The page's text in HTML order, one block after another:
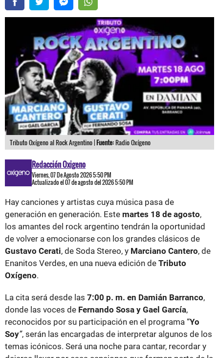
Tributo Oxígeno al Rock Argentino |Fuente:Radio Oxígeno
Redacción Oxigeno
Viernes, 07 De Agosto 2026 5:50 PM
Actualizado el 07 de agosto del 2026 5:50 PM
Hay canciones y artistas cuya música pasa de
generación en generación. Este martes 18 de agosto,
los amantes del rock argentino tendrán la oportunidad
de volver a emocionarse con los grandes clásicos de
Gustavo Cerati, de Soda Stereo, y Marciano Cantero, de
Enanitos Verdes, en una nueva edición de Tributo
Oxígeno.
La cita será desde las 7:00 p. m. en Damián Barranco,
donde las voces de Fernando Sosa y Gael García,
reconocidos por su participación en el programa “Yo
Soy”, serán las encargadas de interpretar algunos de los
temas icónicos. Será una noche para cantar, recordar y